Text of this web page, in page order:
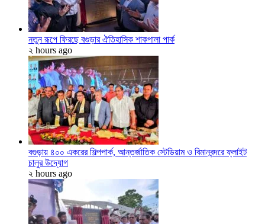
নতুন রূপে ফিরছে বগুড়ার ঐতিহাসিক শাকপালা পার্ক
২ hours ago
বগুড়ায় ৪০০ একরের শিল্পপার্ক, আন্তর্জাতিক স্টেডিয়াম ও বিমানবন্দরে ফ্লাইট
চালুর উদ্যোগ
২ hours ago